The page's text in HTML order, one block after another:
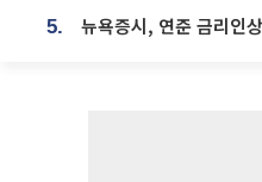
5.